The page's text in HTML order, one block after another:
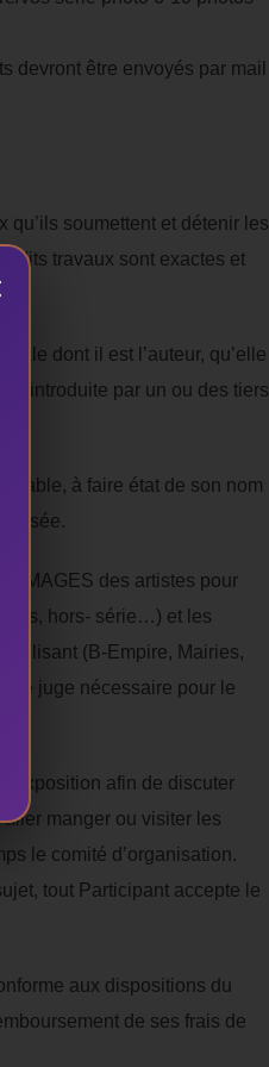
devront être envoyés par mail
soumettent et détenir les
dits travaux sont exactes et
dont il est l’auteur, qu’elle
introduite par un ou des tiers
à faire état de son nom
IMAGES des artistes pour
hors- série…) et les
utilisant (B-Empire, Mairies,
juge nécessaire pour le
afin de discuter
manger ou visiter les
le comité d’organisation.
tout Participant accepte le
aux dispositions du
de ses frais de